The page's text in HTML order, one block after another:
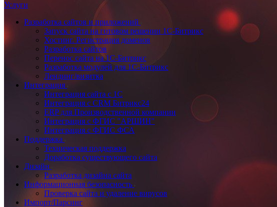
Услуги
Разработка сайтов и приложений
Запуск сайта на готовом решении 1С-Битрикс
Хостинг. Регистрация доменов
Разработка сайтов
Перенос сайта на 1С-Битрикс
Разработка модулей для 1С-Битрикс
Лендинг/визитка
Интеграция
Интеграция сайта с 1С
Интеграция с CRM Битрикс24
ERP для Производственной компании
Интеграция с ФГИС "АРШИН"
Интеграция с ФГИС ФСА
Поддержка
Техническая поддержка
Доработка существующего сайта
Дизайн
Разработка дизайна сайта
Информационная безопасность
Проверка сайта и удаление вирусов
Импорт/Парсинг